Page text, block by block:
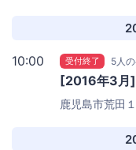
10:00 受付終了 5人
[2016年3月
鹿児島市荒田